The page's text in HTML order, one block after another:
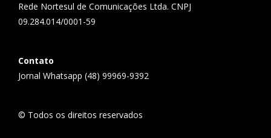
Rede Nortesul de Comunicações Ltda. CNPJ
09.284.014/0001-59
Contato
Jornal Whatsapp (48) 99969-9392
© Todos os direitos reservados